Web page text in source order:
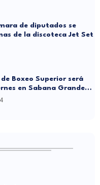
de diputados se
de la discoteca Jet Set
Boxeo Superior será
en Sabana Grande